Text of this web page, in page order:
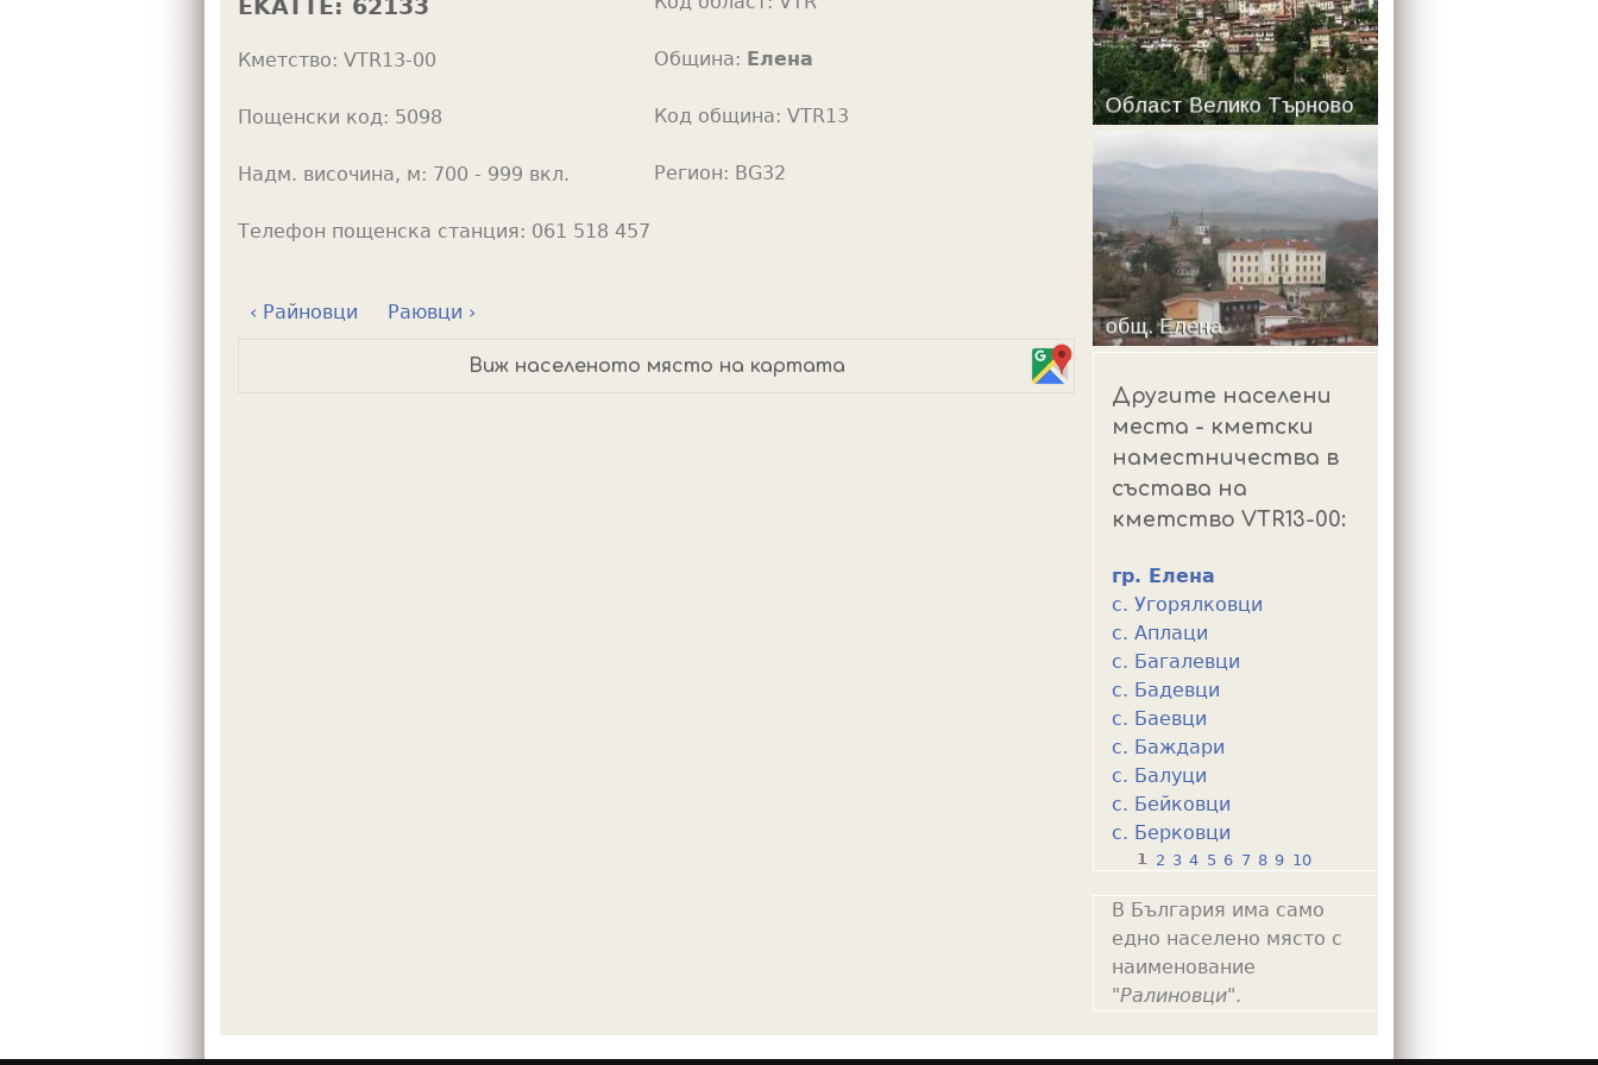
EKATTE: 62133
Кметство: VTR13-00
Пощенски код: 5098
Надм. височина, м: 700 - 999 вкл.
Община: Елена
Код община: VTR13
Регион: BG32
Телефон пощенска станция: 061 518 457
‹ Райновци Раювци ›
Виж населеното място на картата
Другите населени
места - кметски
наместничества в
състава на
кметство VTR13-00:
гр. Елена
с. Угорялковци
с. Аплаци
с. Багалевци
с. Бадевци
с. Баевци
с. Баждари
с. Балуци
с. Бейковци
с. Берковци
a
g
e
s
1 2 3 4 5 6 7 8 9 10
В България има само
едно населено място с
наименование
"Ралиновци".